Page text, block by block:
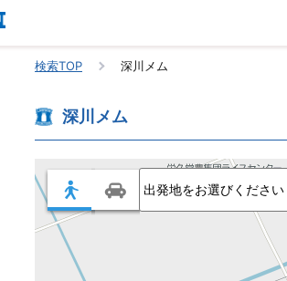
検索TOP 深川メム
深川メム